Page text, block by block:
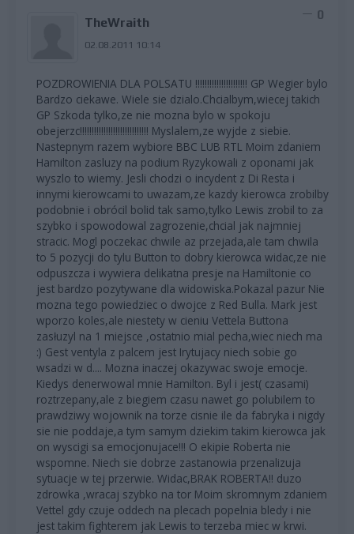
TheWraith
02.08.2011 10:14
0
POZDROWIENIA DLA POLSATU !!!!!!!!!!!!!!!!!!!!!! GP Wegier bylo
Bardzo ciekawe. Wiele sie dzialo.Chcialbym,wiecej takich
GP Szkoda tylko,ze nie mozna bylo w spokoju
obejerzc!!!!!!!!!!!!!!!!!!!!!!!!!!!!! Myslalem,ze wyjde z siebie.
Nastepnym razem wybiore BBC LUB RTL Moim zdaniem
Hamilton zasluzy na podium Ryzykowali z oponami jak
wyszlo to wiemy. Jesli chodzi o incydent z Di Resta i
innymi kierowcami to uwazam,ze kazdy kierowca zrobilby
podobnie i obrócil bolid tak samo,tylko Lewis zrobil to za
szybko i spowodowal zagrozenie,chcial jak najmniej
stracic. Mogl poczekac chwile az przejada,ale tam chwila
to 5 pozycji do tylu Button to dobry kierowca widac,ze nie
odpuszcza i wywiera delikatna presje na Hamiltonie co
jest bardzo pozytywane dla widowiska.Pokazal pazur Nie
mozna tego powiedziec o dwojce z Red Bulla. Mark jest
wporzo koles,ale niestety w cieniu Vettela Buttona
zasłuzyl na 1 miejsce ,ostatnio mial pecha,wiec niech ma
:) Gest ventyla z palcem jest Irytujacy niech sobie go
wsadzi w d.... Mozna inaczej okazywac swoje emocje.
Kiedys denerwowal mnie Hamilton. Byl i jest( czasami)
roztrzepany,ale z biegiem czasu nawet go polubilem to
prawdziwy wojownik na torze cisnie ile da fabryka i nigdy
sie nie poddaje,a tym samym dziekim takim kierowca jak
on wyscigi sa emocjonujace!!! O ekipie Roberta nie
wspomne. Niech sie dobrze zastanowia przenalizuja
sytuacje w tej przerwie. Widac,BRAK ROBERTA!! duzo
zdrowka ,wracaj szybko na tor Moim skromnym zdaniem
Vettel gdy czuje oddech na plecach popelnia bledy i nie
jest takim fighterem jak Lewis to terzeba miec w krwi.